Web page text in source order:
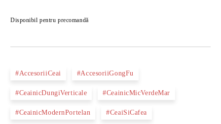
Disponibil pentru precomandă
#AccesoriiCeai #AccesoriiGongFu
#CeainicDungiVerticale #CeainicMicVerdeMar
#CeainicModernPortelan #CeaiSiCafea